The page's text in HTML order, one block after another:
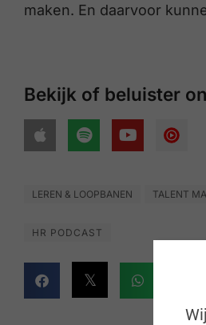
maken. En daarvoor
Bekijk of beluister
LEREN & LOOPBANEN TALENT
HR PODCAST